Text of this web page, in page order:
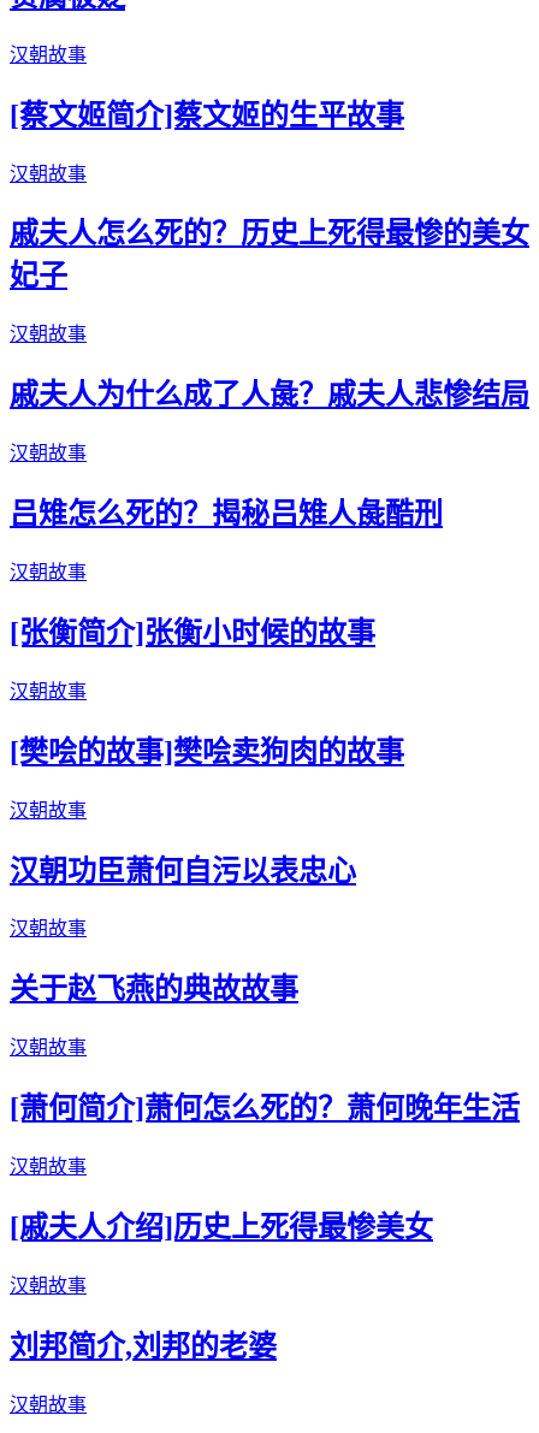
汉朝故事
[蔡文姬简介]蔡文姬的生平故事
汉朝故事
戚夫人怎么死的？历史上死得最惨的美女
妃子
汉朝故事
戚夫人为什么成了人彘？戚夫人悲惨结局
汉朝故事
吕雉怎么死的？揭秘吕雉人彘酷刑
汉朝故事
[张衡简介]张衡小时候的故事
汉朝故事
[樊哙的故事]樊哙卖狗肉的故事
汉朝故事
汉朝功臣萧何自污以表忠心
汉朝故事
关于赵飞燕的典故故事
汉朝故事
[萧何简介]萧何怎么死的？萧何晚年生活
汉朝故事
[戚夫人介绍]历史上死得最惨美女
汉朝故事
刘邦简介,刘邦的老婆
汉朝故事